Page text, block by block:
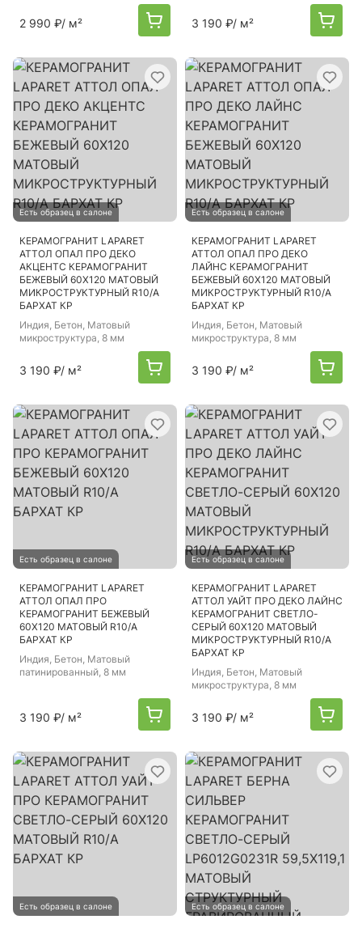
2 990 ₽/ м² 3 190 ₽/ м²
Есть образец в салоне
КЕРАМОГРАНИТ LAPARET
АТТОЛ ОПАЛ ПРО ДЕКО
АКЦЕНТС КЕРАМОГРАНИТ
БЕЖЕВЫЙ 60Х120 МАТОВЫЙ
МИКРОСТРУКТУРНЫЙ R10/A
БАРХАТ КР
Индия, Бетон, Матовый
микроструктура, 8 мм
3 190 ₽/ м²
Есть образец в салоне
КЕРАМОГРАНИТ LAPARET
АТТОЛ ОПАЛ ПРО ДЕКО
ЛАЙНС КЕРАМОГРАНИТ
БЕЖЕВЫЙ 60Х120 МАТОВЫЙ
МИКРОСТРУКТУРНЫЙ R10/A
БАРХАТ КР
Индия, Бетон, Матовый
микроструктура, 8 мм
3 190 ₽/ м²
Есть образец в салоне
КЕРАМОГРАНИТ LAPARET
АТТОЛ ОПАЛ ПРО
КЕРАМОГРАНИТ БЕЖЕВЫЙ
60Х120 МАТОВЫЙ R10/A
БАРХАТ КР
Индия, Бетон, Матовый
патинированный, 8 мм
3 190 ₽/ м²
Есть образец в салоне
КЕРАМОГРАНИТ LAPARET
АТТОЛ УАЙТ ПРО ДЕКО ЛАЙНС
КЕРАМОГРАНИТ СВЕТЛО-
СЕРЫЙ 60Х120 МАТОВЫЙ
МИКРОСТРУКТУРНЫЙ R10/A
БАРХАТ КР
Индия, Бетон, Матовый
микроструктура, 8 мм
3 190 ₽/ м²
Есть образец в салоне Есть образец в салоне